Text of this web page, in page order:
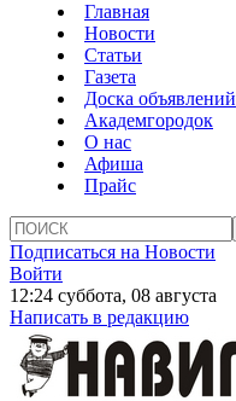
Главная
Новости
Статьи
Газета
Доска объявлений
Академгородок
О нас
Афиша
Прайс
Подписаться на Новости
Войти
12:24 суббота, 08 августа
Написать в редакцию